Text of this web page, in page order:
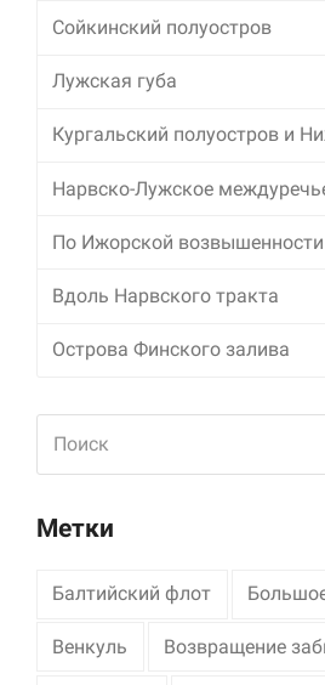
Сойкинский полуостров
Лужская губа
Кургальский полуостров и
Нарвско-Лужское
По Ижорской возвышенности
Вдоль Нарвского тракта
Острова Финского залива
Метки
Балтийский флот
Венкуль Возвращение